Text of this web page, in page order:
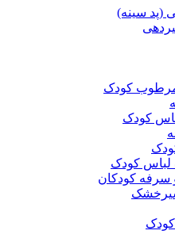
(پد سینه)
کودک
کودک
لباس کودک
کودکان